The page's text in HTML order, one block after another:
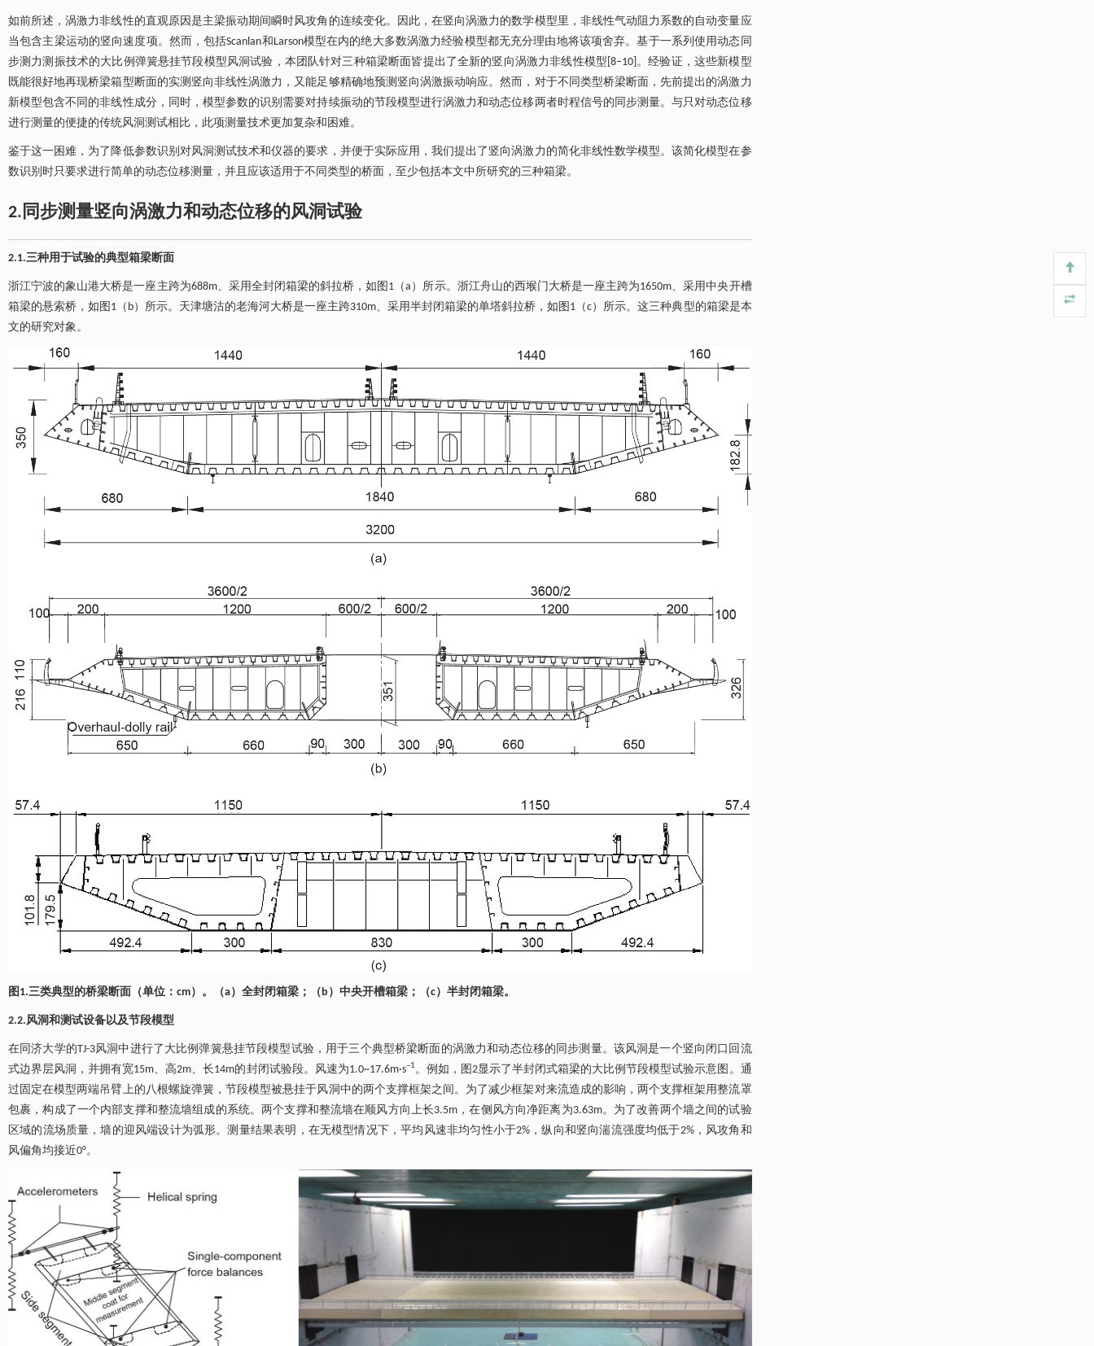
如前所述，涡激力非线性的直观原因是主梁振动期间瞬时风攻角的连续变化。因此，在竖向涡激力的数学模型里，非线性气动阻力系数的自动变量应
当包含主梁运动的竖向速度项。然而，包括Scanlan和Larson模型在内的绝大多数涡激力经验模型都无充分理由地将该项舍弃。基于一系列使用动态同
步测力测振技术的大比例弹簧悬挂节段模型风洞试验，本团队针对三种箱梁断面皆提出了全新的竖向涡激力非线性模型[8–10]。经验证，这些新模型
既能很好地再现桥梁箱型断面的实测竖向非线性涡激力，又能足够精确地预测竖向涡激振动响应。然而，对于不同类型桥梁断面，先前提出的涡激力
新模型包含不同的非线性成分，同时，模型参数的识别需要对持续振动的节段模型进行涡激力和动态位移两者时程信号的同步测量。与只对动态位移
进行测量的便捷的传统风洞测试相比，此项测量技术更加复杂和困难。
鉴于这一困难，为了降低参数识别对风洞测试技术和仪器的要求，并便于实际应用，我们提出了竖向涡激力的简化非线性数学模型。该简化模型在参
数识别时只要求进行简单的动态位移测量，并且应该适用于不同类型的桥面，至少包括本文中所研究的三种箱梁。
2.同步测量竖向涡激力和动态位移的风洞试验
2.1.三种用于试验的典型箱梁断面
浙江宁波的象山港大桥是一座主跨为688m、采用全封闭箱梁的斜拉桥，如图1（a）所示。浙江舟山的西堠门大桥是一座主跨为1650m、采用中央开槽
箱梁的悬索桥，如图1（b）所示。天津塘沽的老海河大桥是一座主跨310m、采用半封闭箱梁的单塔斜拉桥，如图1（c）所示。这三种典型的箱梁是本
文的研究对象。
图1.三类典型的桥梁断面（单位：cm）。（a）全封闭箱梁；（b）中央开槽箱梁；（c）半封闭箱梁。
2.2.风洞和测试设备以及节段模型
在同济大学的TJ-3风洞中进行了大比例弹簧悬挂节段模型试验，用于三个典型桥梁断面的涡激力和动态位移的同步测量。该风洞是一个竖向闭口回流
式边界层风洞，并拥有宽15m、高2m、长14m的封闭试验段。风速为1.0~17.6m·s–1。例如，图2显示了半封闭式箱梁的大比例节段模型试验示意图。通
过固定在模型两端吊臂上的八根螺旋弹簧，节段模型被悬挂于风洞中的两个支撑框架之间。为了减少框架对来流造成的影响，两个支撑框架用整流罩
包裹，构成了一个内部支撑和整流墙组成的系统。两个支撑和整流墙在顺风方向上长3.5m，在侧风方向净距离为3.63m。为了改善两个墙之间的试验
区域的流场质量，墙的迎风端设计为弧形。测量结果表明，在无模型情况下，平均风速非均匀性小于2%，纵向和竖向湍流强度均低于2%，风攻角和
风偏角均接近0°。
基于机器学习揭示二氢杨梅素抑制TGF-β/ALK5